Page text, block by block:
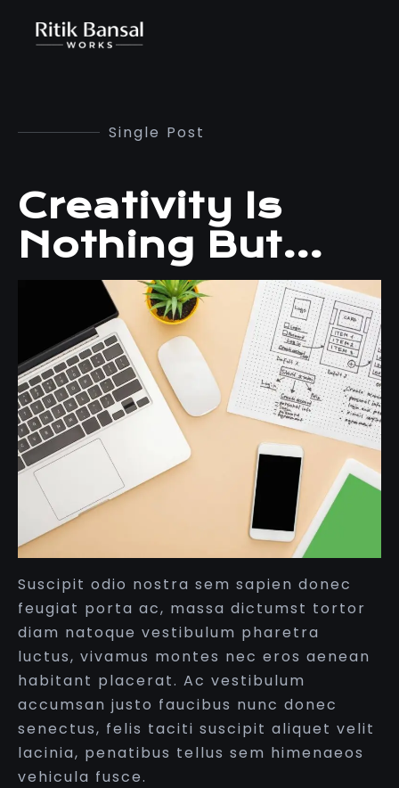
Single Post
Creativity Is
Nothing But…
Suscipit odio nostra sem sapien donec
feugiat porta ac, massa dictumst tortor
diam natoque vestibulum pharetra
luctus, vivamus montes nec eros aenean
habitant placerat. Ac vestibulum
accumsan justo faucibus nunc donec
senectus, felis taciti suscipit aliquet velit
lacinia, penatibus tellus sem himenaeos
vehicula fusce.